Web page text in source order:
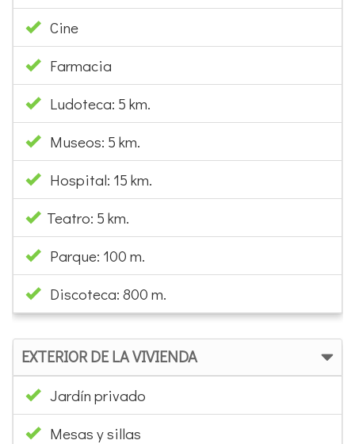
Cine
Farmacia
Ludoteca: 5 km.
Museos: 5 km.
Hospital: 15 km.
Teatro: 5 km.
Parque: 100 m.
Discoteca: 800 m.
EXTERIOR DE LA VIVIENDA
Jardín privado
Mesas y sillas